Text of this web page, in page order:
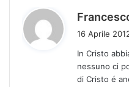
16 Aprile
In Cristo
nessuno ci
di Cristo é